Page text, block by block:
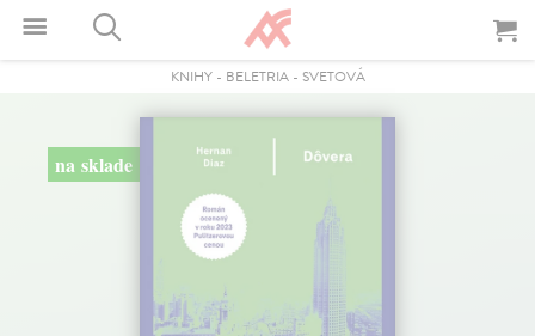
KNIHY- BELETRIA- SVETOVÁ
na sklade